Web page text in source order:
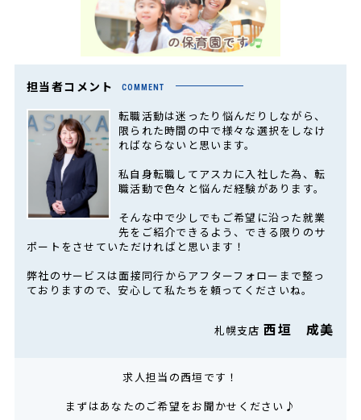
担当者コメント COMMENT
転職活動は迷ったり悩んだりしながら、
限られた時間の中で様々な選択をしなけ
ればならないと思います。
私自身転職してアスカに入社した為、転
職活動で色々と悩んだ経験があります。
そんな中で少しでもご希望に沿った就業
先をご紹介できるよう、できる限りのサ
ポートをさせていただければと思います！
弊社のサービスは面接同行からアフターフォローまで整っ
ておりますので、安心して私たちを頼ってくださいね。
札幌支店西垣 成美
求人担当の西垣です！
まずはあなたのご希望をお聞かせください♪